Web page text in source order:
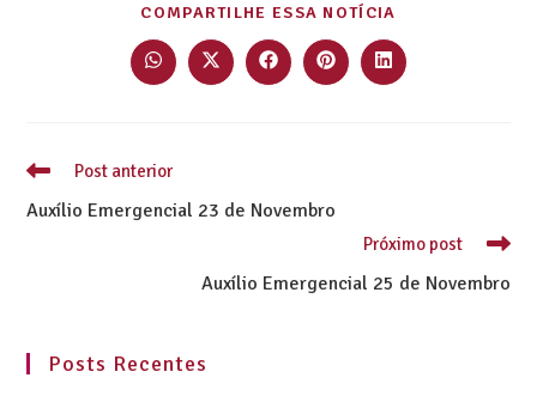
COMPARTILHE ESSA NOTÍCIA
Post anterior
Auxílio Emergencial 23 de Novembro
Próximo post
Auxílio Emergencial 25 de Novembro
Posts Recentes